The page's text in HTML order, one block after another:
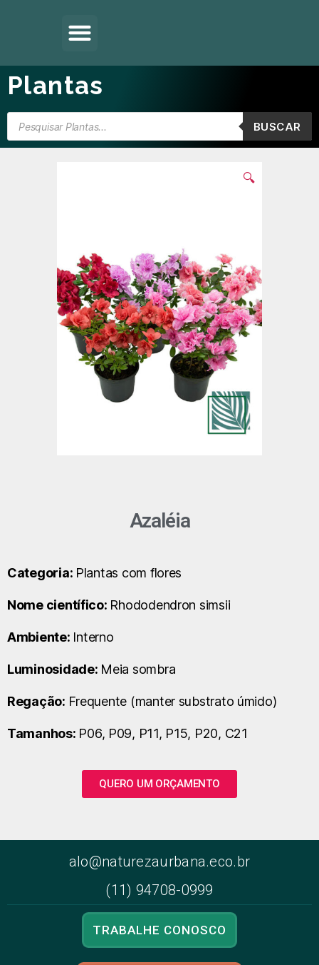
Plantas
BUSCAR
🔍
Azaléia
Categoria: Plantas com flores
Nome científico: Rhododendron simsii
Ambiente: Interno
Luminosidade: Meia sombra
Regação: Frequente (manter substrato úmido)
Tamanhos: P06, P09, P11, P15, P20, C21
QUERO UM ORÇAMENTO
alo@naturezaurbana.eco.br
(11) 94708-0999
TRABALHE CONOSCO